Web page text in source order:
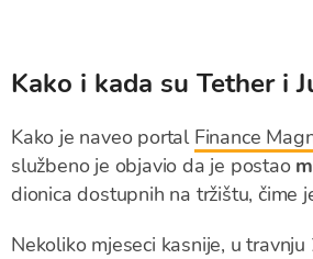
Kako i kada su Tether i
Kako je naveo portal Finance
službeno je objavio da je postao
dionica dostupnih na tržištu, čime
Nekoliko mjeseci kasnije, u